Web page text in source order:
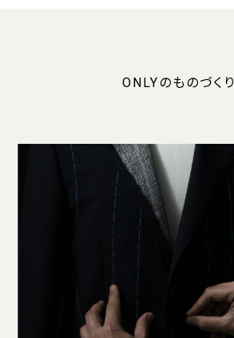
ONLYのものづくり